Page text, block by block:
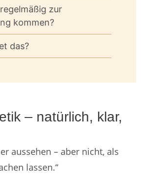
zur
kommen?
das?
– natürlich, klar,
aussehen – aber nicht, als
lassen.“